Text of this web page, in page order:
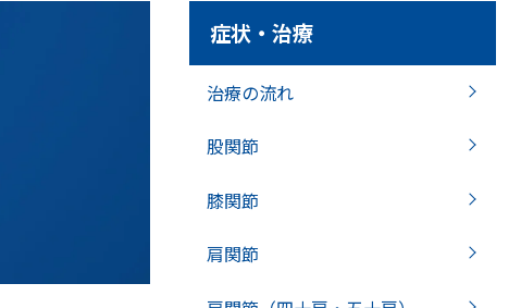
症状・治療
治療の流れ
股関節
膝関節
肩関節